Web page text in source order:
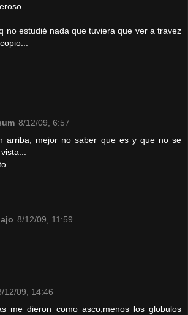
no estudié nada que tuviera que ver a travez
8/12/09, 6:57
arriba, mejor no saber que es y que no se
8/12/09, 11:59
12/09, 14:46
me dieron como asco,menos los globulos